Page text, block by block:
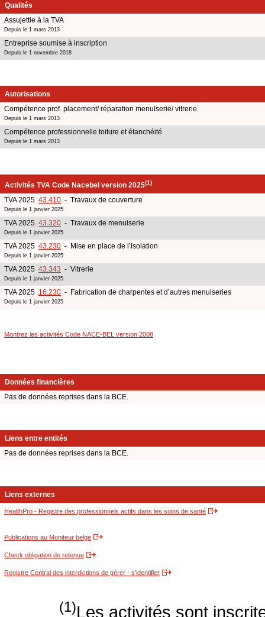
Qualités
Assujettie à la TVA
Depuis le 1 mars 2013
Entreprise soumise à inscription
Depuis le 1 novembre 2018
Autorisations
Compétence prof. placement/ réparation menuiserie/ vitrerie
Depuis le 1 mars 2013
Compétence professionnelle toiture et étanchéité
Depuis le 1 mars 2013
Activités TVA Code Nacebel version 2025(1)
TVA 2025 43.410 - Travaux de couverture
Depuis le 1 janvier 2025
TVA 2025 43.320 - Travaux de menuiserie
Depuis le 1 janvier 2025
TVA 2025 43.230 - Mise en place de l’isolation
Depuis le 1 janvier 2025
TVA 2025 43.343 - Vitrerie
Depuis le 1 janvier 2025
TVA 2025 16.230 - Fabrication de charpentes et d’autres menuiseries
Depuis le 1 janvier 2025
Montrez les activités Code NACE-BEL version 2008
Données financières
Pas de données reprises dans la BCE.
Liens entre entités
Pas de données reprises dans la BCE.
Liens externes
HealthPro - Registre des professionnels actifs dans les soins de santé
Publications au Moniteur belge
Check obligation de retenue
Registre Central des interdictions de gérer - s'identifier
(1)Les activités sont